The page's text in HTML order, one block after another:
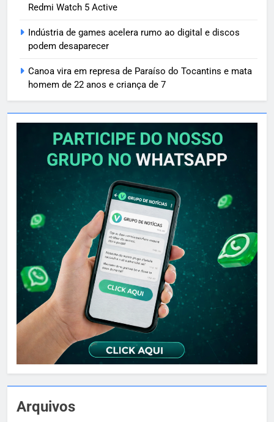
Redmi Watch 5 Active
Indústria de games acelera rumo ao digital e discos
podem desaparecer
Canoa vira em represa de Paraíso do Tocantins e mata
homem de 22 anos e criança de 7
Arquivos